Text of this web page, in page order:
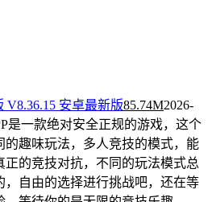
V8.36.15 安卓最新版85.74M2026-
是一款绝对安全正规的游戏，这个
的趣味玩法，多人竞技的模式，能
正的竞技对抗，不同的玩法模式总
，自由的选择进行挑战吧，还在等